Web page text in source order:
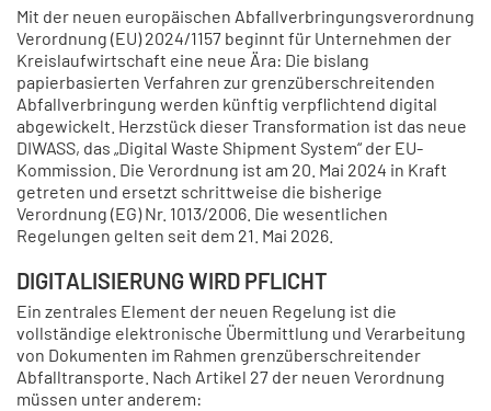
Mit der neuen europäischen Abfallverbringungsverordnung
Verordnung (EU) 2024/1157 beginnt für Unternehmen der
Kreislaufwirtschaft eine neue Ära: Die bislang
papierbasierten Verfahren zur grenzüberschreitenden
Abfallverbringung werden künftig verpflichtend digital
abgewickelt. Herzstück dieser Transformation ist das neue
DIWASS, das „Digital Waste Shipment System“ der EU-
Kommission. Die Verordnung ist am 20. Mai 2024 in Kraft
getreten und ersetzt schrittweise die bisherige
Verordnung (EG) Nr. 1013/2006. Die wesentlichen
Regelungen gelten seit dem 21. Mai 2026.
DIGITALISIERUNG WIRD PFLICHT
Ein zentrales Element der neuen Regelung ist die
vollständige elektronische Übermittlung und Verarbeitung
von Dokumenten im Rahmen grenzüberschreitender
Abfalltransporte. Nach Artikel 27 der neuen Verordnung
müssen unter anderem: